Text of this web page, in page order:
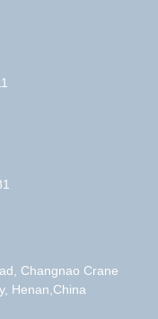
Changnao Crane
Henan,China